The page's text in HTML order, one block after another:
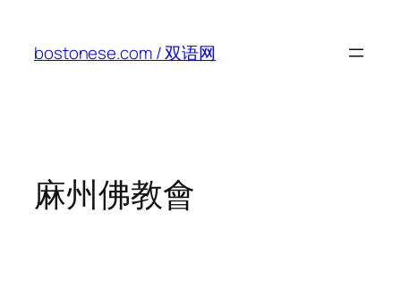
content
bostonese.com / 双语网
麻州佛教會